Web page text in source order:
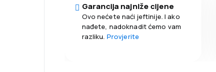
Garancija najniže cijene
Ovo nećete naći jeftinije. I ako
nađete, nadoknadit ćemo vam
razliku. Provjerite